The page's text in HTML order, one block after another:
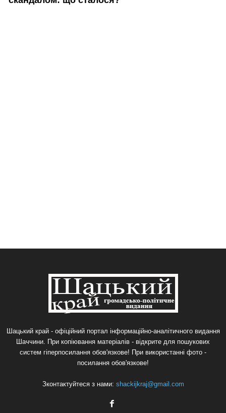
Шацький край - офіційний портал інформаційно-аналітичного видання
Шаччини. При копіювання матеріалів - відкрите для пошукових
систем гіперпосилання обов'язкове! При використанні фото -
посилання обов'язкове!
Зконтактуйтеся з нами: shackijkraj@gmail.com